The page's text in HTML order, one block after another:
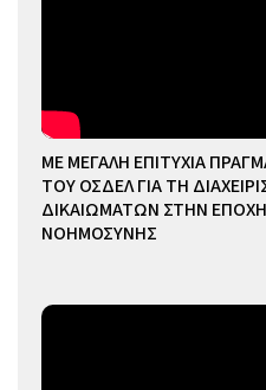
ΜΕ ΜΕΓΑΛΗ ΕΠΙΤΥΧΙΑ
ΤΟΥ ΟΣΔΕΛ ΓΙΑ ΤΗ
ΔΙΚΑΙΩΜΑΤΩΝ ΣΤΗΝ
ΝΟΗΜΟΣΥΝΗΣ